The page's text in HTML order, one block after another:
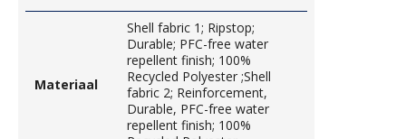
Materiaal
Shell fabric 1; Ripstop;
Durable; PFC-free water
repellent finish; 100%
Recycled Polyester ;Shell
fabric 2; Reinforcement,
Durable, PFC-free water
repellent finish; 100%